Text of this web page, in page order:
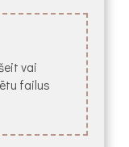
vai
failus